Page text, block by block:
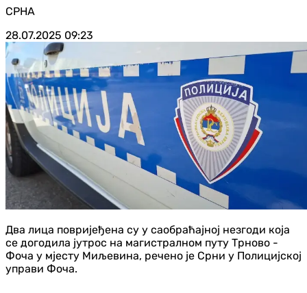
СРНА
28.07.2025 09:23
Два лица повријеђена су у саобраћајној незгоди која
се догодила јутрос на магистралном путу Трново -
Фоча у мјесту Миљевина, речено је Срни у Полицијској
управи Фоча.